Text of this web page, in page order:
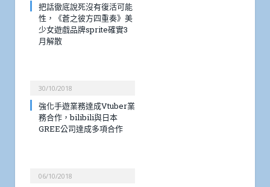
把話徹底說死沒有復活可能
性，《蒼之彼方四重奏》美
少女遊戲品牌sprite確實3
月解散
30/10/2018
強化手遊業務達成Vtuber業
務合作，bilibili與日本
GREE公司達成多項合作
06/10/2018